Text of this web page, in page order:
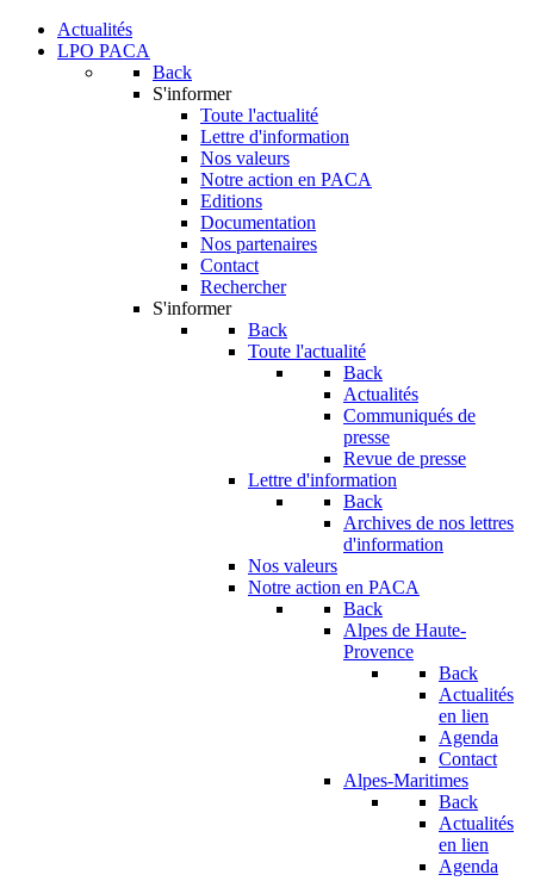
Actualités
LPO PACA
Back
S'informer
Toute l'actualité
Lettre d'information
Nos valeurs
Notre action en PACA
Editions
Documentation
Nos partenaires
Contact
Rechercher
S'informer
Back
Toute l'actualité
Back
Actualités
Communiqués de
presse
Revue de presse
Lettre d'information
Back
Archives de nos lettres
d'information
Nos valeurs
Notre action en PACA
Back
Alpes de Haute-
Provence
Back
Actualités
en lien
Agenda
Contact
Alpes-Maritimes
Back
Actualités
en lien
Agenda